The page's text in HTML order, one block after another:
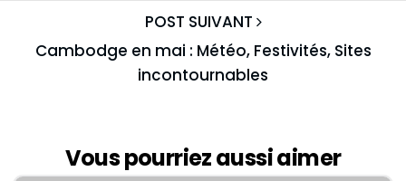
POST SUIVANT
Cambodge en mai : Météo, Festivités, Sites
incontournables
Vous pourriez aussi aimer